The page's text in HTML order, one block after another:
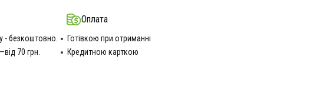
- безкоштовно.
70 грн.
Оплата
Готівкою при отриманні
Кредитною карткою